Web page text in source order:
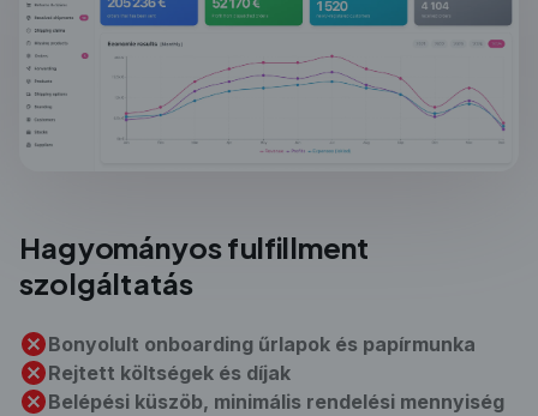
Hagyományosfulfillment
szolgáltatás
Bonyolult onboarding űrlapok és papírmunka
Rejtett költségek és díjak
Belépési küszöb, minimális rendelési mennyiség